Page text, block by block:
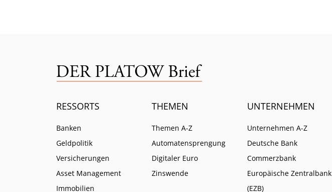
RESSORTS
Banken
Geldpolitik
Versicherungen
Asset Management
Immobilien
THEMEN
Themen A-Z
Automatensprengung
Digitaler Euro
Zinswende
UNTERNEHMEN
Unternehmen A-Z
Deutsche Bank
Commerzbank
Europäische Zentralbank
(EZB)